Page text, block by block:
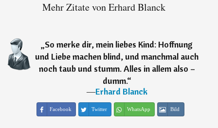
Mehr Zitate von Erhard Blanck
„So merke dir, mein liebes Kind: Hoffnung
und Liebe machen blind, und manchmal auch
noch taub und stumm. Alles in allem also –
dumm.“
―Erhard Blanck
Facebook Twitter WhatsApp Bild